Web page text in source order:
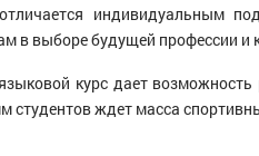
индивидуальным
в выборе будущей профессии и
курс дает
студентов ждет масса